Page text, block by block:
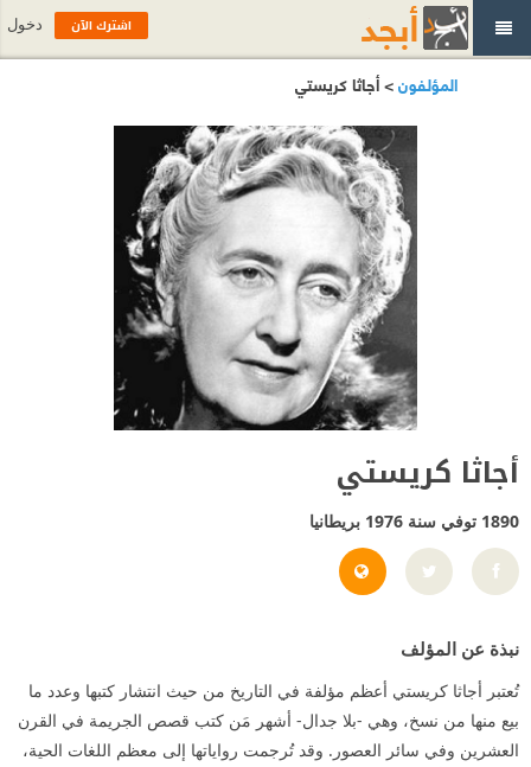
المؤلفون> أجاثا كريستي
أجاثا كريستي
1890 توفي سنة 1976 بريطانيا
نبذة عن المؤلف
تُعتبر أجاثا كريستي أعظم مؤلفة في التاريخ من حيث انتشار كتبها وعدد ما
بيع منها من نسخ، وهي -بلا جدال- أشهر مَن كتب قصص الجريمة في القرن
العشرين وفي سائر العصور. وقد تُرجمت رواياتها إلى معظم اللغات الحية،
اشترك الآن دخول